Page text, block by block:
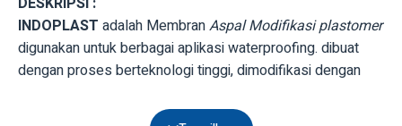
INDOPLAST adalah MembranAspal Modifikasi plastomer
digunakan untuk berbagai aplikasi waterproofing. dibuat
dengan proses berteknologi tinggi, dimodifikasi dengan
pematangan senyawa aspal. Sementara itu, poliester non-